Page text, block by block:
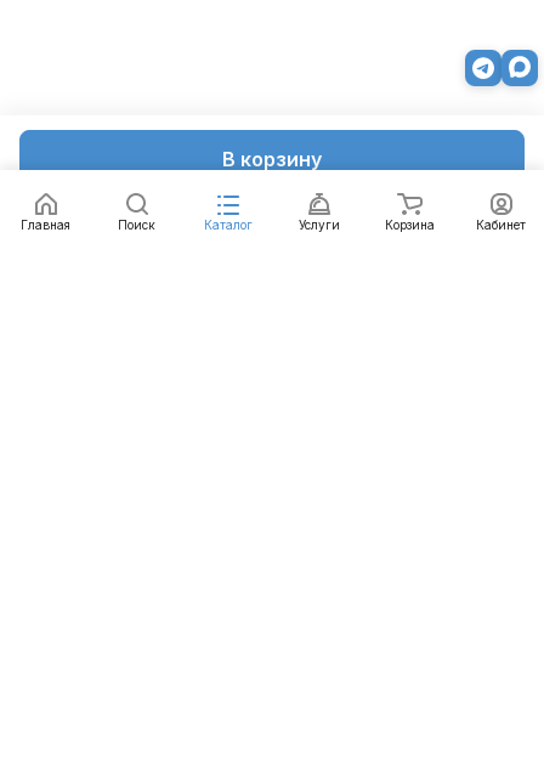
В корзину
Главная Поиск Каталог Услуги Корзина Кабинет